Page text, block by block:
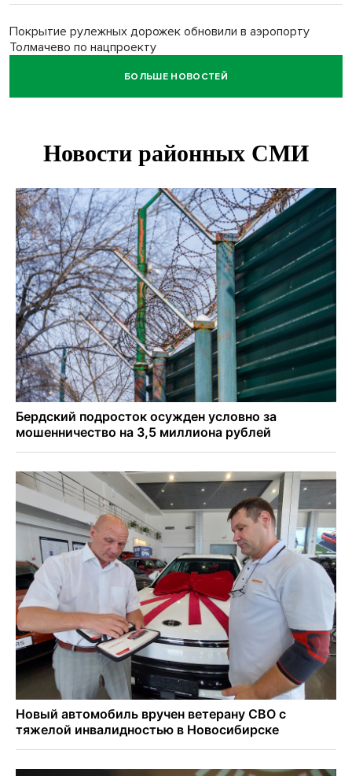
Покрытие рулежных дорожек обновили в аэропорту
Толмачево по нацпроекту
В Новосибирске зафиксирован рост заболеваемости
В Новосибирске осудили внука за продажу дедова ружья
В Новосибирске по КРТ сдали первую очередь
миниполиса «Фора»
О пустырях в центре Новосибирска из-за лимита
площади КРТ предупредили эксперты
БОЛЬШЕ НОВОСТЕЙ